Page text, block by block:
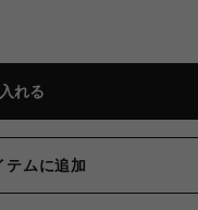
れる
テムに追加